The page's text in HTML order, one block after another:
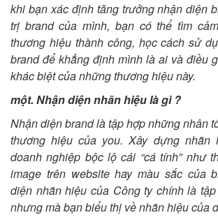
khi bạn xác định tăng trưởng nhận diện
trị brand của mình, bạn có thể tìm
thương hiệu thành công, học cách sử
brand để khẳng định mình là ai và điều
khác biệt của những thương hiệu này.
một. Nhận diện nhãn hiệu là gì ?
Nhận diện brand là tập hợp những nhân
thương hiệu của you. Xây dựng nhãn
doanh nghiệp bộc lộ cái “cá tính” như
image trên website hay màu sắc của
diện nhãn hiệu của Công ty chính là
nhưng mà bạn biểu thị về nhãn hiệu của